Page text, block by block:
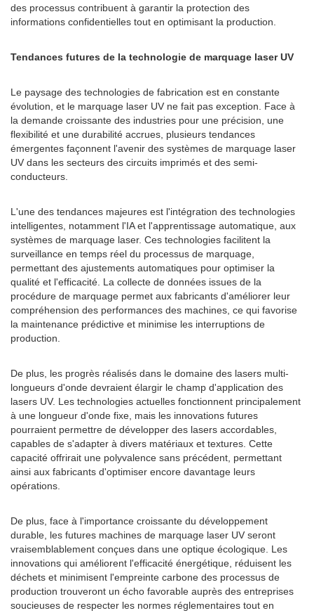
des processus contribuent à garantir la protection des
informations confidentielles tout en optimisant la production.
Tendances futures de la technologie de marquage laser UV
Le paysage des technologies de fabrication est en constante
évolution, et le marquage laser UV ne fait pas exception. Face à
la demande croissante des industries pour une précision, une
flexibilité et une durabilité accrues, plusieurs tendances
émergentes façonnent l'avenir des systèmes de marquage laser
UV dans les secteurs des circuits imprimés et des semi-
conducteurs.
L'une des tendances majeures est l'intégration des technologies
intelligentes, notamment l'IA et l'apprentissage automatique, aux
systèmes de marquage laser. Ces technologies facilitent la
surveillance en temps réel du processus de marquage,
permettant des ajustements automatiques pour optimiser la
qualité et l'efficacité. La collecte de données issues de la
procédure de marquage permet aux fabricants d'améliorer leur
compréhension des performances des machines, ce qui favorise
la maintenance prédictive et minimise les interruptions de
production.
De plus, les progrès réalisés dans le domaine des lasers multi-
longueurs d'onde devraient élargir le champ d'application des
lasers UV. Les technologies actuelles fonctionnent principalement
à une longueur d'onde fixe, mais les innovations futures
pourraient permettre de développer des lasers accordables,
capables de s'adapter à divers matériaux et textures. Cette
capacité offrirait une polyvalence sans précédent, permettant
ainsi aux fabricants d'optimiser encore davantage leurs
opérations.
De plus, face à l'importance croissante du développement
durable, les futures machines de marquage laser UV seront
vraisemblablement conçues dans une optique écologique. Les
innovations qui améliorent l'efficacité énergétique, réduisent les
déchets et minimisent l'empreinte carbone des processus de
production trouveront un écho favorable auprès des entreprises
soucieuses de respecter les normes réglementaires tout en